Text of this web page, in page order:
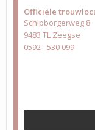
Officiële
Schipborgerweg 8
9483 TL Zeegse
0592 - 530 099